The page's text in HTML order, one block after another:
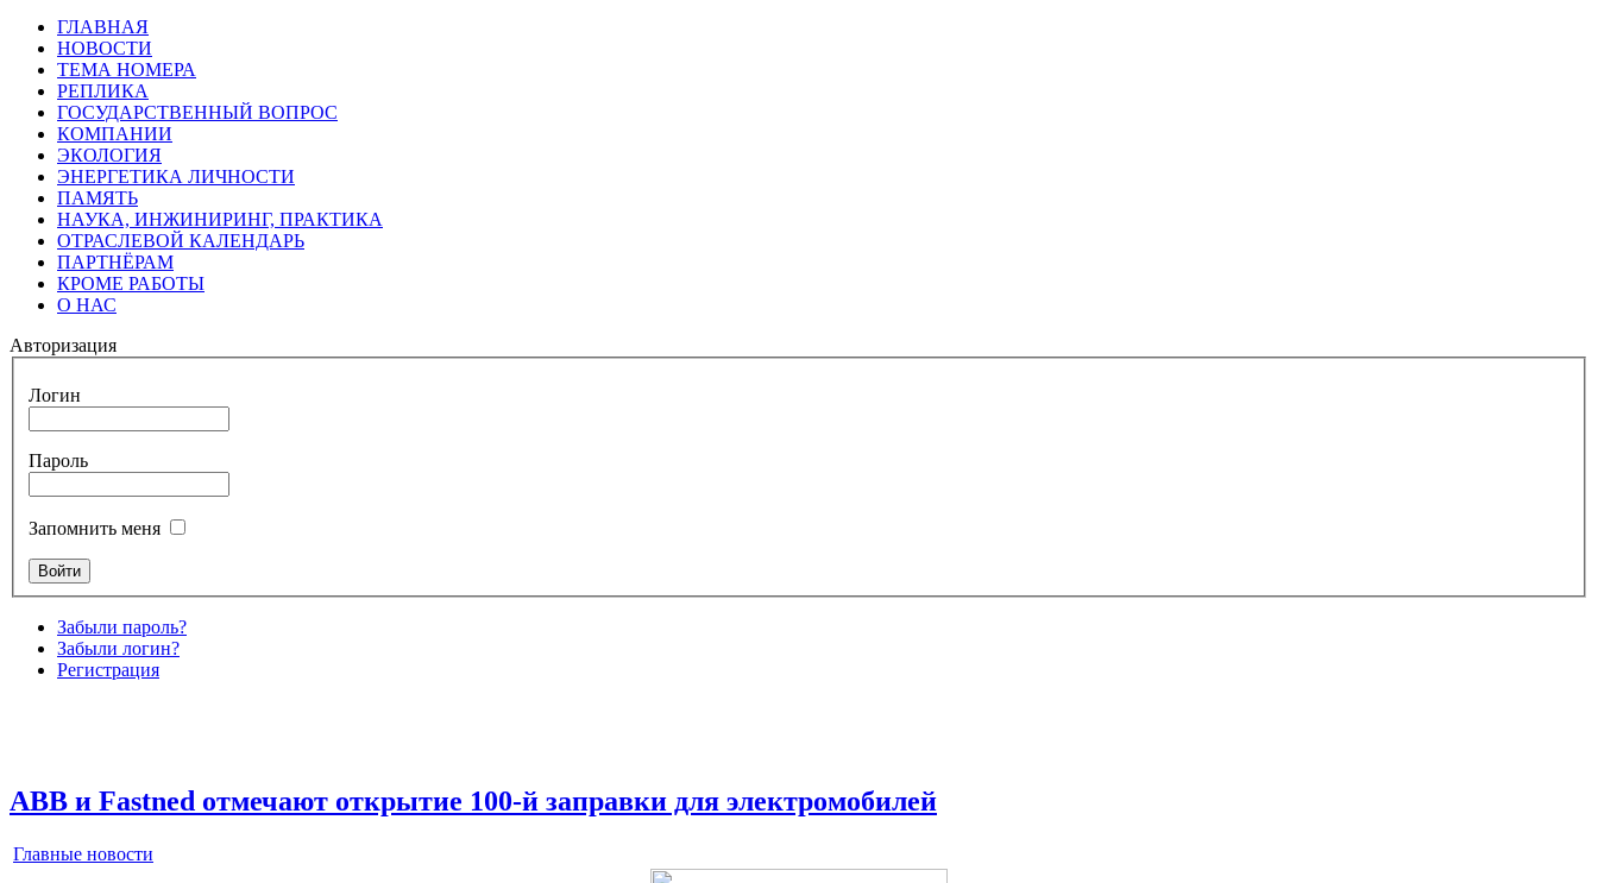
ГЛАВНАЯ
НОВОСТИ
ТЕМА НОМЕРА
РЕПЛИКА
ГОСУДАРСТВЕННЫЙ ВОПРОС
КОМПАНИИ
ЭКОЛОГИЯ
ЭНЕРГЕТИКА ЛИЧНОСТИ
ПАМЯТЬ
НАУКА, ИНЖИНИРИНГ, ПРАКТИКА
ОТРАСЛЕВОЙ КАЛЕНДАРЬ
ПАРТНЁРАМ
КРОМЕ РАБОТЫ
О НАС
Авторизация
Логин
Пароль
Запомнить меня
Забыли пароль?
Забыли логин?
Регистрация
ABB и Fastned отмечают открытие 100-й заправки для электромобилей
Главные новости